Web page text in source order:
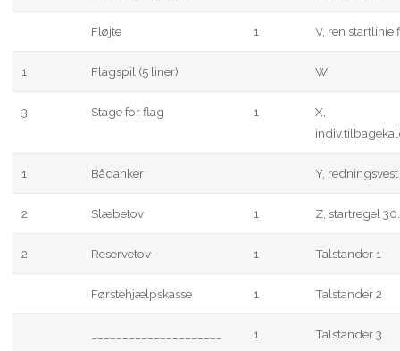
Fløjte 1 V, ren startlinie
1 Flagspil (5 liner) W
3 Stage for flag 1
X,
1 Bådanker Y, redningsvest
2 Slæbetov 1 Z, startregel
2 Reservetov 1 Talstander 1
Førstehjælpskasse 1 Talstander 2
1 Talstander 3